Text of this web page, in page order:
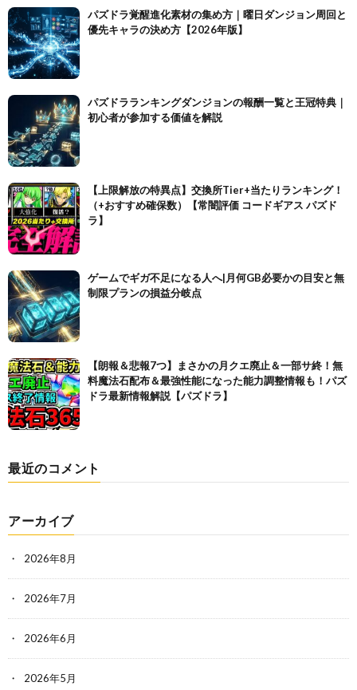
パズドラ覚醒進化素材の集め方｜曜日ダンジョン周回と
優先キャラの決め方【2026年版】
パズドラランキングダンジョンの報酬一覧と王冠特典｜
初心者が参加する価値を解説
【上限解放の特異点】交換所Tier+当たりランキング！
（+おすすめ確保数）【常闇評価 コードギアス パズド
ラ】
ゲームでギガ不足になる人へ|月何GB必要かの目安と無
制限プランの損益分岐点
【朗報＆悲報7つ】まさかの月クエ廃止＆一部サ終！無
料魔法石配布＆最強性能になった能力調整情報も！パズ
ドラ最新情報解説【パズドラ】
最近のコメント
アーカイブ
2026年8月
2026年7月
2026年6月
2026年5月